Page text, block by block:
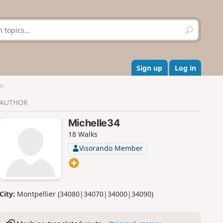
S
e
r
c
h
Sign up Log in
AUTHOR
Michelle34
18 Walks
Visorando Member
City: Montpellier (34080|34070|34000|34090)